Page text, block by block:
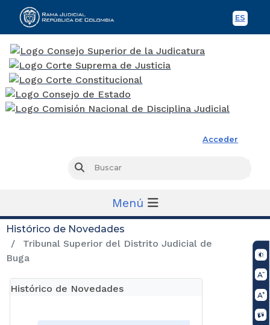
ES
Acceder
Buscar
Menú
Histórico de Novedades
Tribunal Superior del Distrito Judicial de
Buga
Histórico de Novedades